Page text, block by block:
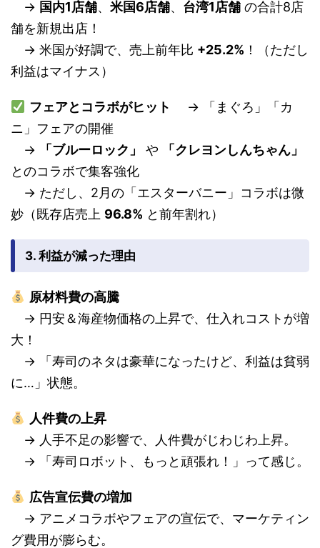
→ 国内1店舗、 米国6店舗、 台湾1店舗 の合計8店
舗を新規出店！
→ 米国が好調で、売上前年比 +25.2% ！（ただし
利益はマイナス）
フェアとコラボがヒット
→ 「まぐろ」「カ
ニ」フェアの開催
→
「ブルーロック」 や
「クレヨンしんちゃん」
とのコラボで集客強化
→ ただし、2月の「エスターバニー」コラボは微
妙（既存店売上 96.8% と前年割れ）
3. 利益が減った理由
原材料費の高騰
→ 円安＆海産物価格の上昇で、仕入れコストが増
大！
→ 「寿司のネタは豪華になったけど、利益は貧弱
に…」状態。
人件費の上昇
→ 人手不足の影響で、人件費がじわじわ上昇。
→ 「寿司ロボット、もっと頑張れ！」って感じ。
広告宣伝費の増加
→ アニメコラボやフェアの宣伝で、マーケティン
グ費用が膨らむ。